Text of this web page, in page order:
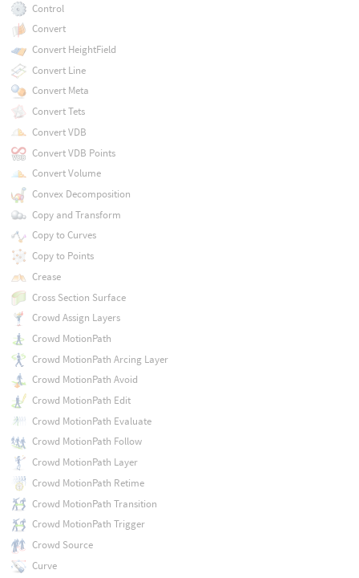
Control
Convert
Convert HeightField
Convert Line
Convert Meta
Convert Tets
Convert VDB
Convert VDB Points
Convert Volume
Convex Decomposition
Copy and Transform
Copy to Curves
Copy to Points
Crease
Cross Section Surface
Crowd Assign Layers
Crowd MotionPath
Crowd MotionPath Arcing Layer
Crowd MotionPath Avoid
Crowd MotionPath Edit
Crowd MotionPath Evaluate
Crowd MotionPath Follow
Crowd MotionPath Layer
Crowd MotionPath Retime
Crowd MotionPath Transition
Crowd MotionPath Trigger
Crowd Source
Curve